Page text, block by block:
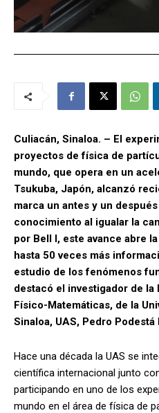
Culiacán, Sinaloa. – El
proyectos de física de
mundo, que opera en un
Tsukuba, Japón, alcanzó
marca un antes y un
conocimiento al igualar la
por Bell I, este avance abre
hasta 50 veces más
estudio de los fenómenos
destacó el investigador de la
Físico-Matemáticas, de la
Sinaloa, UAS, Pedro Podestá
Hace una década la UAS se
científica internacional junto
participando en uno de los
mundo en el área de física de